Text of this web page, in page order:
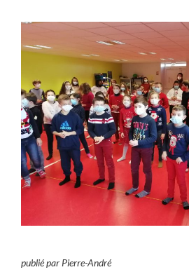
publié par Pierre-André